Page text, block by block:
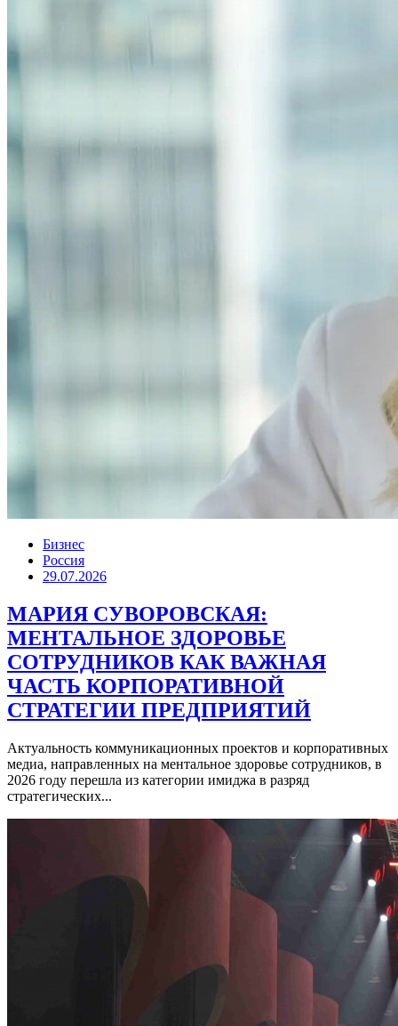
Бизнес
Россия
29.07.2026
МАРИЯ СУВОРОВСКАЯ:
МЕНТАЛЬНОЕ ЗДОРОВЬЕ
СОТРУДНИКОВ КАК ВАЖНАЯ
ЧАСТЬ КОРПОРАТИВНОЙ
СТРАТЕГИИ ПРЕДПРИЯТИЙ
Актуальность коммуникационных проектов и корпоративных
медиа, направленных на ментальное здоровье сотрудников, в
2026 году перешла из категории имиджа в разряд
стратегических...